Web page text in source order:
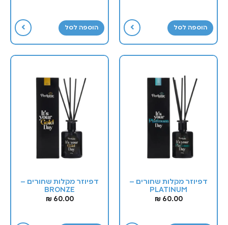
הוספה לסל הוספה לסל
דפיוזר מקלות שחורים –
PLATINUM
60.00
₪
דפיוזר מקלות שחורים –
BRONZE
60.00
₪